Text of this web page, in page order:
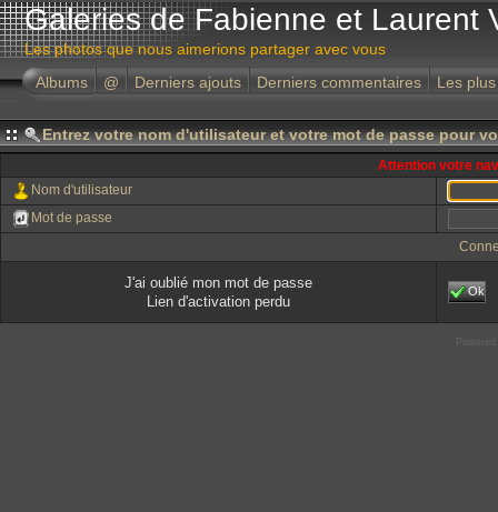
Galeries de Fabienne et Laurent
Les photos que nous aimerions partager avec vous
Albums
@ Derniers ajouts Derniers commentaires Les
Entrez votre nom d'utilisateur et votre mot de passe pour
Attention votre
Nom d'utilisateur
Mot de passe
J'ai oublié mon mot de passe
Lien d'activation perdu
Ok